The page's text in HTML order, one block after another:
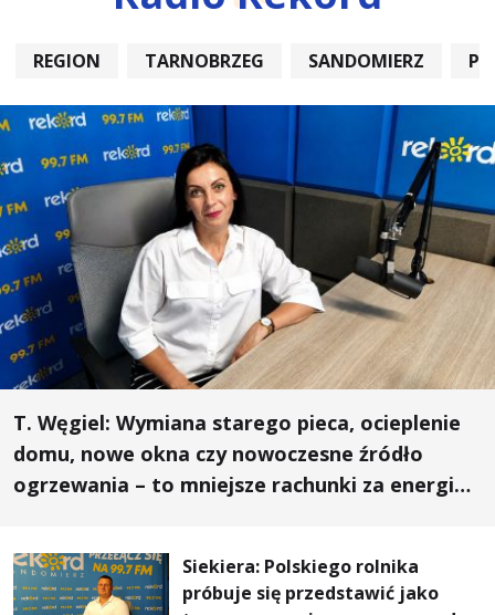
REGION TARNOBRZEG SANDOMIERZ
T. Węgiel: Wymiana starego pieca, ocieplenie
domu, nowe okna czy nowoczesne źródło
ogrzewania – to mniejsze rachunki za energię,
Siekiera: Polskiego rolnika
próbuje się przedstawić jako